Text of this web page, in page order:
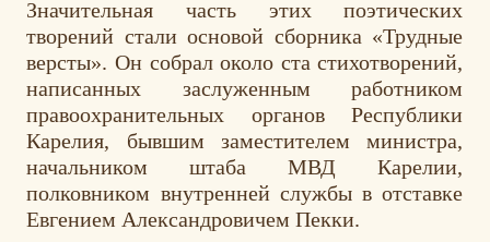
Значительная часть этих поэтических
творений стали основой сборника «Трудные
версты». Он собрал около ста стихотворений,
написанных заслуженным работником
правоохранительных органов Республики
Карелия, бывшим заместителем министра,
начальником штаба МВД Карелии,
полковником внутренней службы в отставке
Евгением Александровичем Пекки.